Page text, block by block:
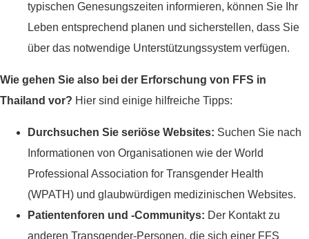
typischen Genesungszeiten informieren, können Sie Ihr
Leben entsprechend planen und sicherstellen, dass Sie
über das notwendige Unterstützungssystem verfügen.
Wie gehen Sie also bei der Erforschung von FFS in
Thailand vor? Hier sind einige hilfreiche Tipps:
Durchsuchen Sie seriöse Websites: Suchen Sie nach
Informationen von Organisationen wie der World
Professional Association for Transgender Health
(WPATH) und glaubwürdigen medizinischen Websites.
Patientenforen und -Communitys: Der Kontakt zu
anderen Transgender-Personen, die sich einer FFS